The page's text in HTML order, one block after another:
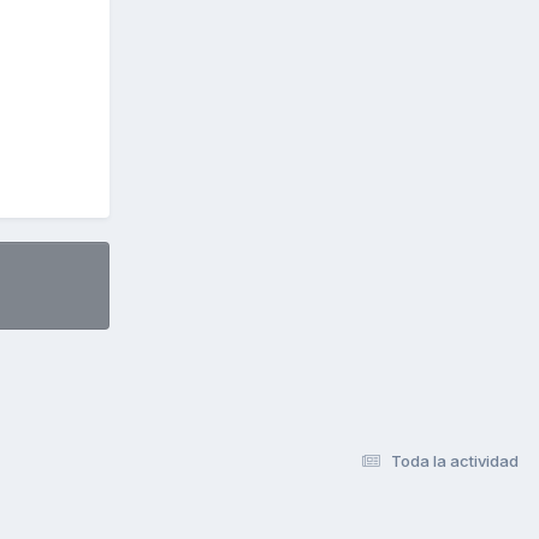
Toda la actividad